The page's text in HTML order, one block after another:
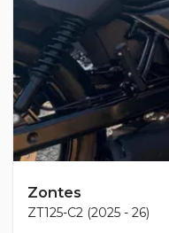
Zontes
ZT125-C2 (2025 - 26)